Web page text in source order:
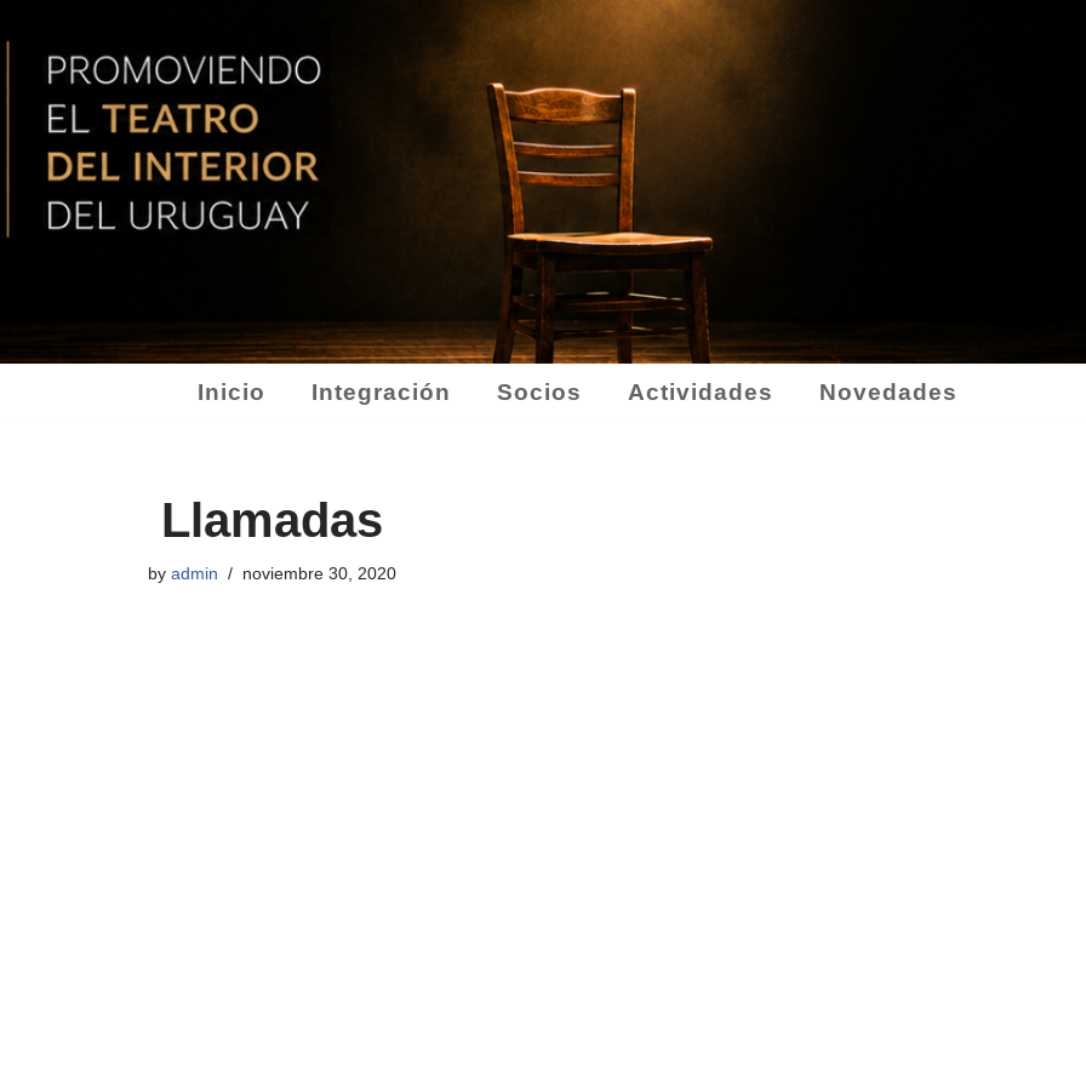
Inicio Integración Socios Actividades Novedades
Llamadas
by admin noviembre 30, 2020